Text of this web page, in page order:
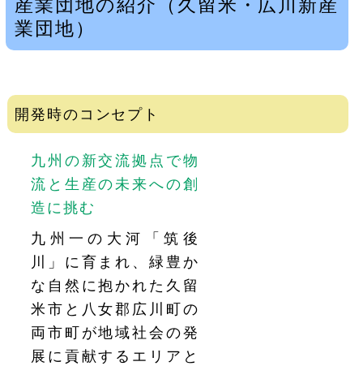
産業団地の紹介（久留米・広川新産
業団地）
開発時のコンセプト
九州の新交流拠点で物
流と生産の未来への創
造に挑む
九州一の大河「筑後
川」に育まれ、緑豊か
な自然に抱かれた久留
米市と八女郡広川町の
両市町が地域社会の発
展に貢献するエリアと